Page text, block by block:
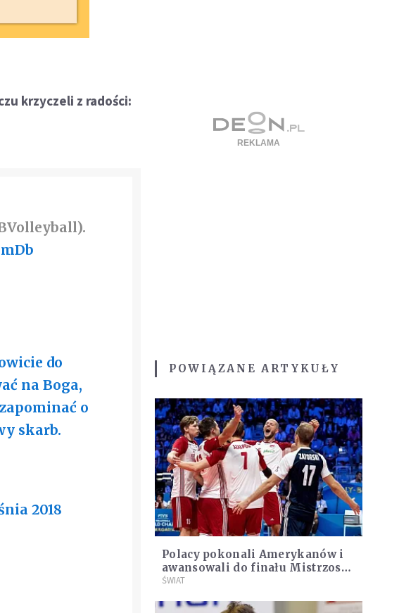
krzyczeli z radości:
do
na Boga,
o
skarb.
2018
POWIĄZANE ARTYKUŁY
Polacy pokonali Amerykanów i
awansowali do finału Mistrzostw
Świata
ŚWIAT